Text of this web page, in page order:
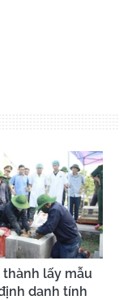
thành lấy mẫu
danh tính